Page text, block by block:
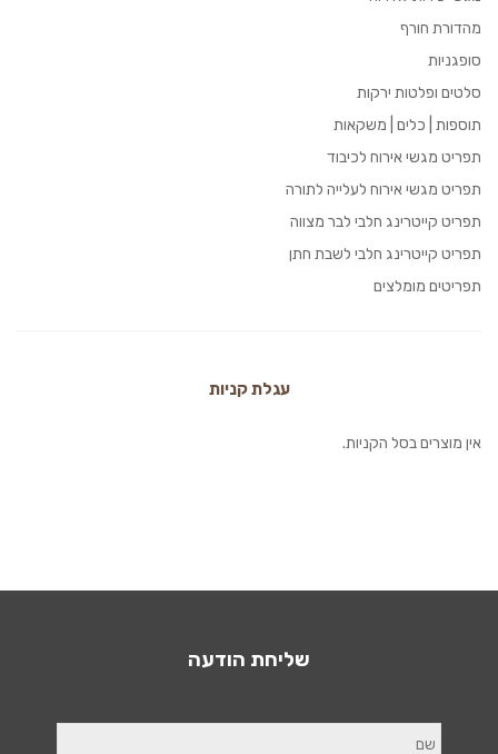
מהדורת חורף
סופגניות
סלטים ופלטות ירקות
תוספות | כלים | משקאות
תפריט מגשי אירוח לכיבוד
תפריט מגשי אירוח לעלייה לתורה
תפריט קייטרינג חלבי לבר מצווה
תפריט קייטרינג חלבי לשבת חתן
תפריטים מומלצים
עגלת קניות
אין מוצרים בסל הקניות.
שליחת הודעה